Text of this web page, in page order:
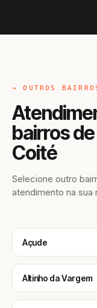
→ OUTROS
bairros
Coité
Selecione outro
atendimento na sua
Açude
Altinho da Vargem